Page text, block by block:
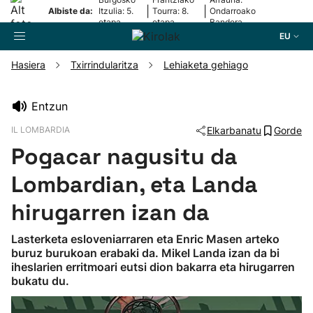
Albiste da:
Itzulia: 5.
etapa
Tourra: 8.
etapa
Ondarroako
Bandera
EU
Pilota
Arrauna
Saskibaloia
Txirrindularitza
Hasiera Txirrindularitza Lehiaketa gehiago
Entzun
IL LOMBARDIA Elkarbanatu Gorde
Pogacar nagusitu da
Lombardian, eta Landa
hirugarren izan da
Lasterketa esloveniarraren eta Enric Masen arteko
buruz burukoan erabaki da. Mikel Landa izan da bi
iheslarien erritmoari eutsi dion bakarra eta hirugarren
bukatu du.